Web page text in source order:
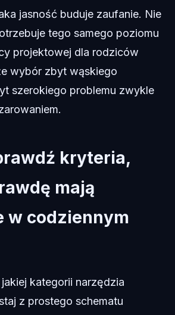
jasność buduje zaufanie. Nie
tego samego poziomu
projektowej dla rodziców
wybór zbyt wąskiego
szerokiego problemu zwykle
kryteria,
mają
w codziennym
kategorii narzędzia
z prostego schematu